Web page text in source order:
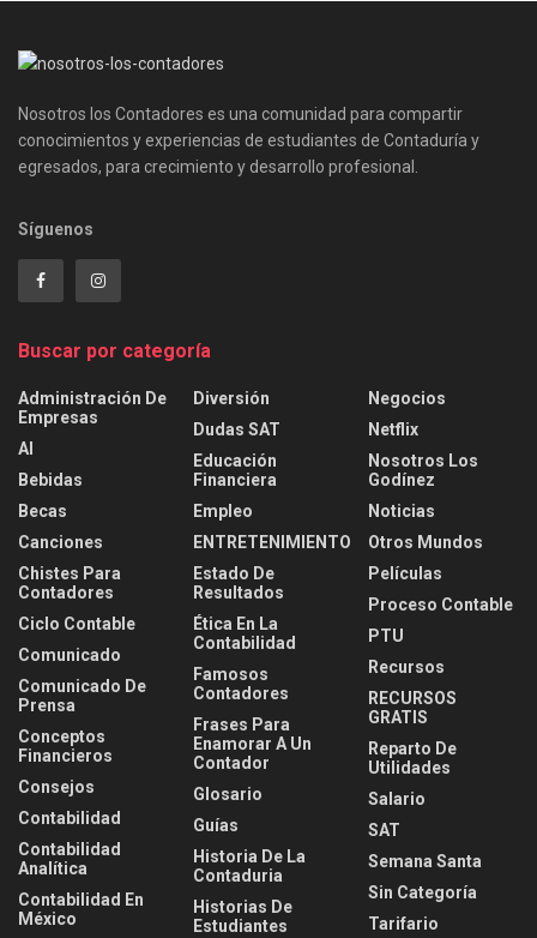
Nosotros los Contadores es una comunidad para compartir
conocimientos y experiencias de estudiantes de Contaduría y
egresados, para crecimiento y desarrollo profesional.
Síguenos
Buscar por categoría
Administración De
Empresas
AI
Bebidas
Becas
Canciones
Chistes Para
Contadores
Ciclo Contable
Comunicado
Comunicado De
Prensa
Conceptos
Financieros
Consejos
Contabilidad
Contabilidad
Analítica
Contabilidad En
México
Diversión
Dudas SAT
Educación
Financiera
Empleo
ENTRETENIMIENTO
Estado De
Resultados
Ética En La
Contabilidad
Famosos
Contadores
Frases Para
Enamorar A Un
Contador
Glosario
Guías
Historia De La
Contaduria
Historias De
Estudiantes
Negocios
Netflix
Nosotros Los
Godínez
Noticias
Otros Mundos
Películas
Proceso Contable
PTU
Recursos
RECURSOS
GRATIS
Reparto De
Utilidades
Salario
SAT
Semana Santa
Sin Categoría
Tarifario